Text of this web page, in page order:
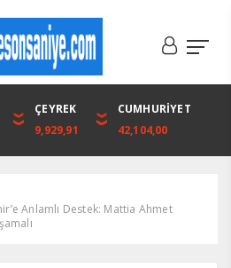
ALTIN
6,073,34
BIST
1.720,92
ÇEYREK
9,929,91
CUMHURİYET
42,104,00
Anlamlı Destek: Mattia Ahmet